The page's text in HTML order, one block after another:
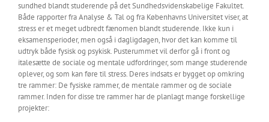
sundhed blandt studerende på det Sundhedsvidenskabelige Fakultet.
Både rapporter fra Analyse & Tal og fra Københavns Universitet viser, at
stress er et meget udbredt fænomen blandt studerende. Ikke kun i
eksamensperioder, men også i dagligdagen, hvor det kan komme til
udtryk både fysisk og psykisk. Pusterummet vil derfor gå i front og
italesætte de sociale og mentale udfordringer, som mange studerende
oplever, og som kan føre til stress. Deres indsats er bygget op omkring
tre rammer: De fysiske rammer, de mentale rammer og de sociale
rammer. Inden for disse tre rammer har de planlagt mange forskellige
projekter: